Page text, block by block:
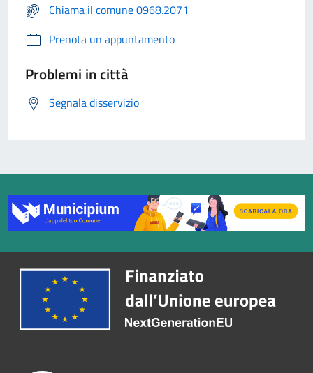
Chiama il comune 0968.2071
Prenota un appuntamento
Problemi in città
Segnala disservizio